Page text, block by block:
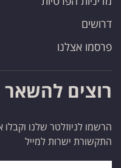
דרושים
פרסמו אצלנו
רוצים להשאר
הרשמו לניוזלטר שלנו
התקשורת ישרות למייל